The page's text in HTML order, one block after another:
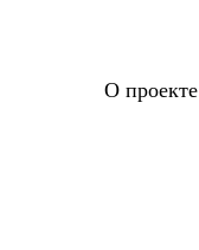
О проекте